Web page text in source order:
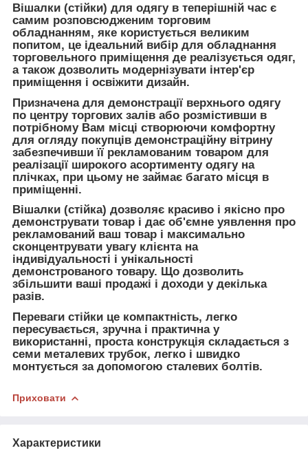
Вішалки (стійки) для одягу в теперішній час є
самим розповсюдженим торговим
обладнанням, яке користується великим
попитом, це ідеальний вибір для обладнання
торговельного приміщення де реалізується одяг,
а також дозволить модернізувати інтер'єр
приміщення і освіжити дизайн.
Призначена для демонстрації верхнього одягу
по центру торгових залів або розмістивши в
потрібному Вам місці створюючи комфортну
для огляду покупців демонстраційну вітрину
забезпечивши її рекламованим товаром для
реалізації широкого асортименту одягу на
плічках, при цьому не займає багато місця в
приміщенні.
Вішалки (стійка) дозволяє красиво і якісно про
демонструвати товар і дає об'ємне уявлення про
рекламований ваш товар і максимально
сконцентрувати увагу клієнта на
індивідуальності і унікальності
демонстрованого товару. Що дозволить
збільшити ваші продажі і доходи у декілька
разів.
Переваги стійки це компактність, легко
пересувається, зручна і практична у
використанні, проста конструкція складається з
семи металевих трубок, легко і швидко
монтується за допомогою сталевих болтів.
Приховати
Характеристики